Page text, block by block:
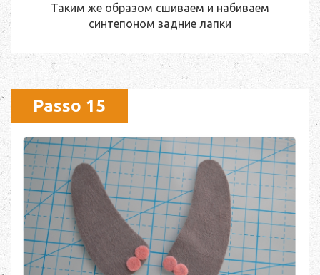
Таким же образом сшиваем и набиваем
синтепоном задние лапки
Passo 15